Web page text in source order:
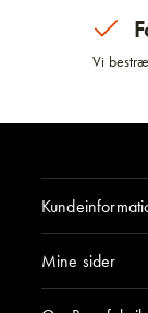
Vi
Mine sider